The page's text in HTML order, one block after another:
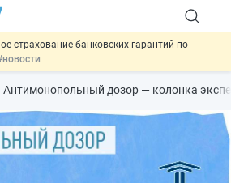
страхование банковских гарантий по
с Гражданским кодексом#новости
документы, вступающие в силу сегодня
обмен по пособиям в СЭДО на
Антимонопольный дозор — колонка